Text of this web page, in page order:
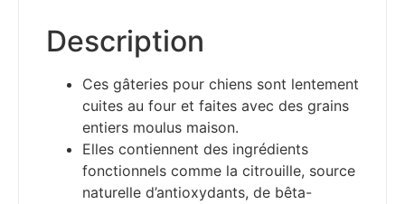
Description
Ces gâteries pour chiens sont lentement
cuites au four et faites avec des grains
entiers moulus maison.
Elles contiennent des ingrédients
fonctionnels comme la citrouille, source
naturelle d’antioxydants, de bêta-